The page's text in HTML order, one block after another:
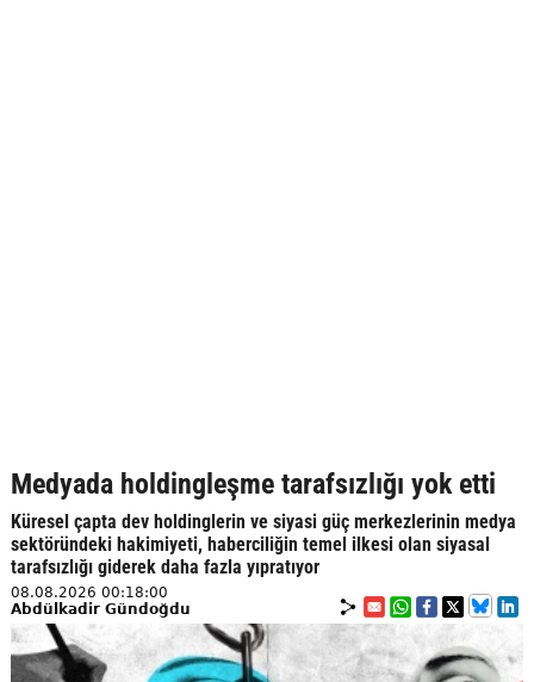
Medyada holdingleşme tarafsızlığı yok etti
Küresel çapta dev holdinglerin ve siyasi güç merkezlerinin medya
sektöründeki hakimiyeti, haberciliğin temel ilkesi olan siyasal
tarafsızlığı giderek daha fazla yıpratıyor
08.08.2026 00:18:00
Abdülkadir Gündoğdu